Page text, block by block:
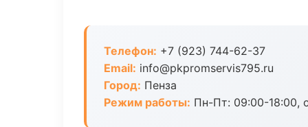
Телефон: +7 (923) 744-62-37
Email: info@pkpromservis795.ru
Город: Пенза
Режим работы: Пн-Пт: 09:00-18:00,